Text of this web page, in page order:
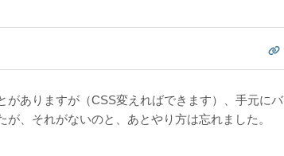
がありますが（CSS変えればできます）、手元にバ
、それがないのと、あとやり方は忘れました。